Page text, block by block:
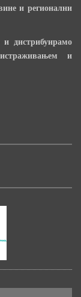
и регионални
дистрибуирамо
и